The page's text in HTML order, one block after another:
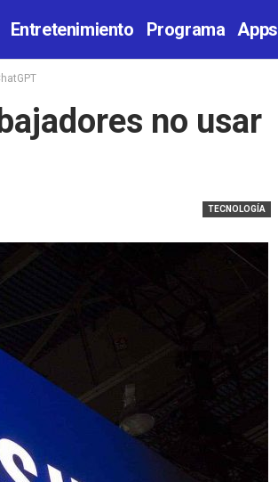
Entretenimiento Programa Apps
no usar
TECNOLOGÍA